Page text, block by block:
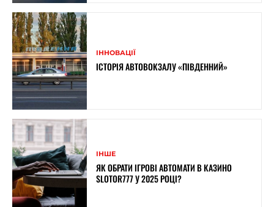
ІННОВАЦІЇ
ІСТОРІЯ АВТОВОКЗАЛУ «ПІВДЕННИЙ»
ІНШЕ
ЯК ОБРАТИ ІГРОВІ АВТОМАТИ В КАЗИНО
SLOTOR777 У 2025 РОЦІ?